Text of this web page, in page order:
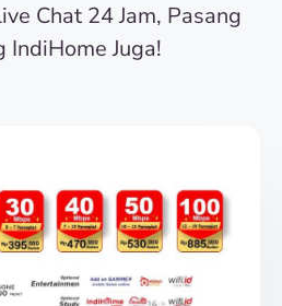
Chat 24 Jam, Pasang
IndiHome Juga!